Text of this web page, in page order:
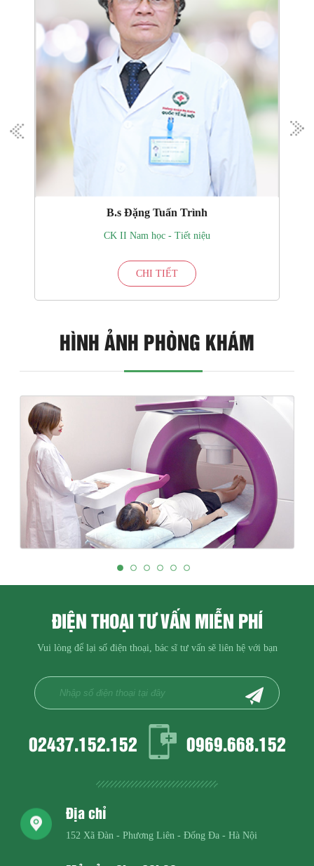
B.s Trần Văn Vỵ
CK II Nam học - Tiết niệu
CHI TIẾT
HÌNH ẢNH PHÒNG KHÁM
ĐIỆN THOẠI TƯ VẤN MIỄN PHÍ
Vui lòng để lại số điện thoại, bác sĩ tư vấn sẽ liên hệ với bạn
02437.152.152 0969.668.152
Địa chỉ
152 Xã Đàn - Phương Liên - Đống Đa - Hà Nội